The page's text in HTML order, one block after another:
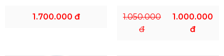
1.700.000 đ
1.050.000
đ
1.000.000
đ